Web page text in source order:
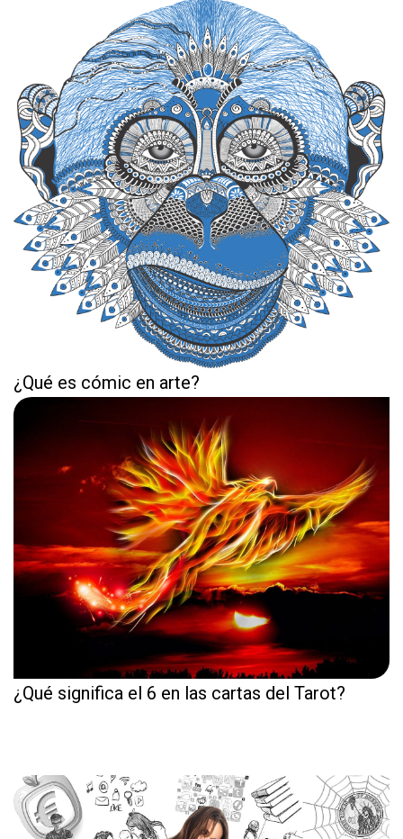
¿Qué es cómic en arte?
¿Qué significa el 6 en las cartas del Tarot?